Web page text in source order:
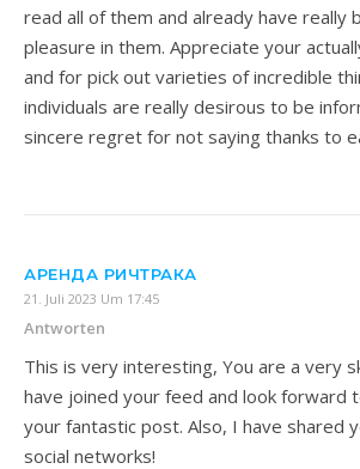
read all of them and already have really
pleasure in them. Appreciate your
and for pick out varieties of incredible
individuals are really desirous to be
sincere regret for not saying thanks to
АРЕНДА РИЧТРАКА
21. Juli 2023 Um 17:45
Antworten
This is very interesting, You are a very
have joined your feed and look forward
your fantastic post. Also, I have shared
social networks!